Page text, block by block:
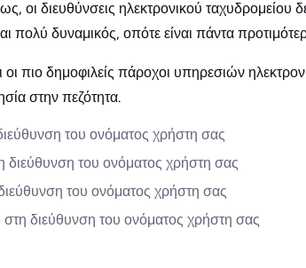
διευθύνσεις ηλεκτρονικού ταχυδρομείου
πολύ δυναμικός, οπότε είναι πάντα
οι πιο δημοφιλείς πάροχοι υπηρεσιών
στην πεζότητα.
του ονόματος χρήστη σας
του ονόματος χρήστη σας
του ονόματος χρήστη σας
διεύθυνση του ονόματος χρήστη σας